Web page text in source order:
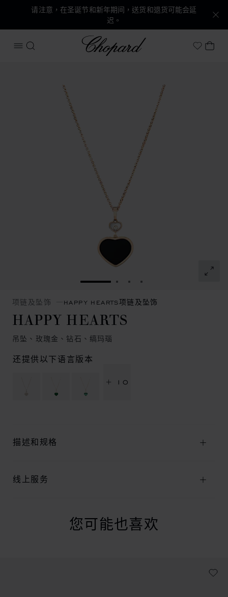
请注意，在圣诞节和新年期间，送货和退货可能会延
迟。
打开菜单
搜索
Chopard
My我
转到幻灯片 1转到幻灯片 2
转到幻灯片 3
转到幻灯片 4
项链及坠饰 HAPPY HEARTS项链及坠饰
HAPPY HEARTS
吊坠、玫瑰金、钻石、缟玛瑙
还提供以下语言版本
+ 10
描述和规格
线上服务
您可能也喜欢